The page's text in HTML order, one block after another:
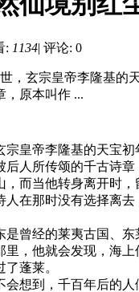
: 1134| 评论: 0
，玄宗皇帝李隆基的
，原本叫作 ...
皇帝李隆基的天宝
人所传颂的千古诗
而当他转身离开时，
在那时没有选择离
是曾经的莱夷古国、
，他就会发现，海
蓬莱。
想到，千百年后的